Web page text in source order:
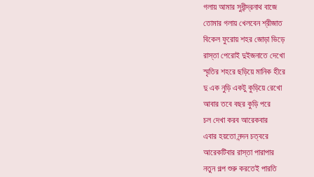
গলায় আমার সুধীন্দ্রনাথ বাজে
তোমার গলায় খেলবেন শ্রীজাত
বিকেল ফুরোয় শহর জোড়া ভিড়ে
রাস্তা পেরোই দুইজনাতে দেখো
স্মৃতির শহরে ছড়িয়ে মানিক হীরে
দু এক নুড়ি একটু কুড়িয়ে রেখো
আবার তবে বছর কুড়ি পরে
চল দেখা করব আরেকবার
এবার হয়তো নন্দন চত্বরে
আরেকটিবার রাস্তা পারাপার
নতুন গল্প শুরু করতেই পারতি